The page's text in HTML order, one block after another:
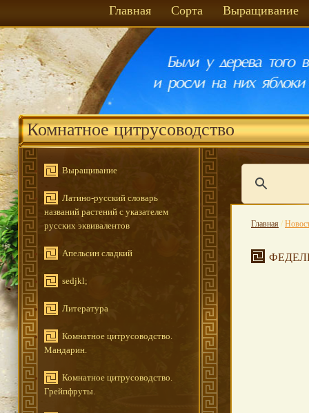
Главная Сорта Выращивание
Комнатное цитрусоводство
Выращивание
Латино-русский словарь
названий растений с указателем
русских эквивалентов
Апельсин сладкий
sedjkl;
Литература
Комнатное цитрусоводство.
Мандарин.
Комнатное цитрусоводство.
Грейпфруты.
Главная /